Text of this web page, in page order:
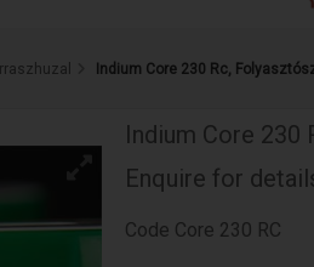
Indium Core 230 Rc,
Indium Core 230
Enquire for
Code Core 230 RC